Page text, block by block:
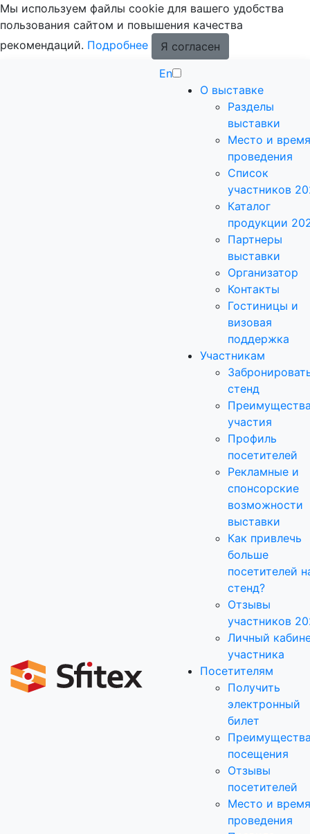
Мы используем файлы cookie для вашего удобства
пользования сайтом и повышения качества
рекомендаций. Подробнее
Я согласен
En
О выставке
Разделы
выставки
Место и время
проведения
Список
участников
Каталог
продукции
Партнеры
выставки
Организатор
Контакты
Гостиницы и
визовая
поддержка
Участникам
стенд
участия
Профиль
посетителей
Рекламные и
спонсорские
возможности
выставки
Как привлечь
больше
посетителей
стенд?
Отзывы
участников
Личный
участника
Посетителям
Получить
электронный
билет
посещения
Отзывы
посетителей
Место и время
проведения